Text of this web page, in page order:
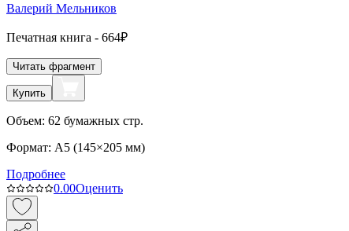
Валерий Мельников
Печатная книга - 664₽
Читать фрагмент
Купить
Объем: 62 бумажных стр.
Формат: A5 (145×205 мм)
Подробнее
0.00Оценить